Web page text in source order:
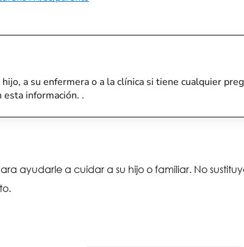
a su enfermera o a la clínica si tiene cualquier
información. .
ayudarle a cuidar a su hijo o familiar. No